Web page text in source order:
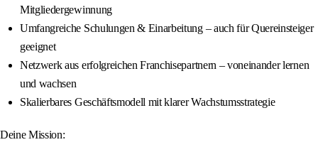
Mitgliedergewinnung
Umfangreiche Schulungen & Einarbeitung – auch für Quereinsteiger
geeignet
Netzwerk aus erfolgreichen Franchisepartnern – voneinander lernen
und wachsen
Skalierbares Geschäftsmodell mit klarer Wachstumsstrategie
Deine Mission: